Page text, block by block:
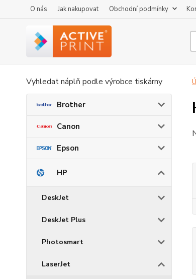
O nás Jak nakupovat Obchodní podmínky
Vyhledat náplň podle výrobce tiskárny
Brother
Canon
Epson
HP
DeskJet
DeskJet Plus
Photosmart
LaserJet